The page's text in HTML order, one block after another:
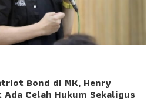
Bond di MK, Henry
Celah Hukum Sekaligus